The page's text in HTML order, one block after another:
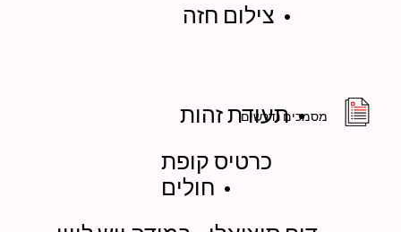
מסמכים נדרשים
צילום חזה •
תעודת זהות •
כרטיס קופת
חולים •